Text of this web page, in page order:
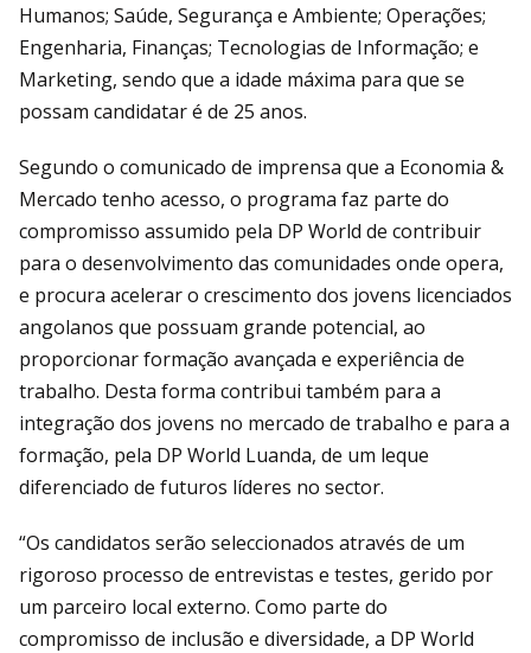
Humanos; Saúde, Segurança e Ambiente; Operações;
Engenharia, Finanças; Tecnologias de Informação; e
Marketing, sendo que a idade máxima para que se
possam candidatar é de 25 anos.
Segundo o comunicado de imprensa que a Economia &
Mercado tenho acesso, o programa faz parte do
compromisso assumido pela DP World de contribuir
para o desenvolvimento das comunidades onde opera,
e procura acelerar o crescimento dos jovens licenciados
angolanos que possuam grande potencial, ao
proporcionar formação avançada e experiência de
trabalho. Desta forma contribui também para a
integração dos jovens no mercado de trabalho e para a
formação, pela DP World Luanda, de um leque
diferenciado de futuros líderes no sector.
“Os candidatos serão seleccionados através de um
rigoroso processo de entrevistas e testes, gerido por
um parceiro local externo. Como parte do
compromisso de inclusão e diversidade, a DP World